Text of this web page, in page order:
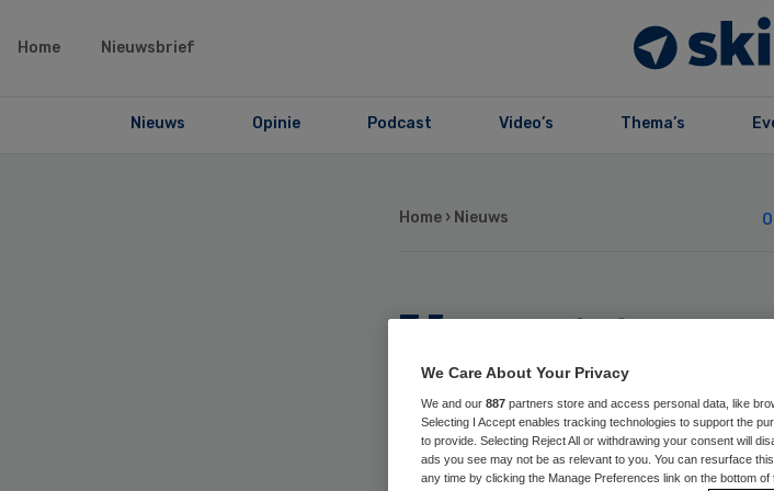
Home Nieuwsbrief
Nieuws Opinie Podcast Video’s Thema’s
Home › Nieuws
Verzet
weg bij
Winterswijk
We Care About Your Privacy
We and our 887 partners store and access personal data, like
Selecting I Accept enables tracking technologies to support the
to provide. Selecting Reject All or withdrawing your consent will
ads you see may not be as relevant to you. You can resurface
any time by clicking the Manage Preferences link on the bottom